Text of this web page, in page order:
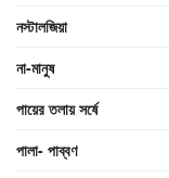
নস্টালজিয়া
না-মানুষ
পায়ের তলায় সর্ষে
পালা- পাব্বণ